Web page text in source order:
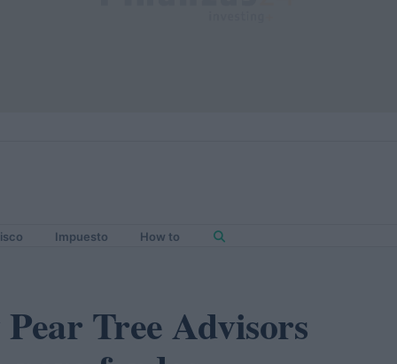
Impuesto How to
Tree Advisors